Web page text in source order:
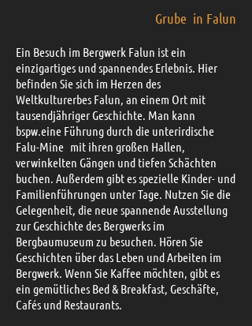
Grube in Falun
Ein Besuch im Bergwerk Falun ist ein
einzigartiges und spannendes Erlebnis. Hier
befinden Sie sich im Herzen des
Weltkulturerbes Falun, an einem Ort mit
tausendjähriger Geschichte. Man kann
bspw.eine Führung durch die unterirdische
Falu-Mine mit ihren großen Hallen,
verwinkelten Gängen und tiefen Schächten
buchen. Außerdem gibt es spezielle Kinder- und
Familienführungen unter Tage. Nutzen Sie die
Gelegenheit, die neue spannende Ausstellung
zur Geschichte des Bergwerks im
Bergbaumuseum zu besuchen. Hören Sie
Geschichten über das Leben und Arbeiten im
Bergwerk. Wenn Sie Kaffee möchten, gibt es
ein gemütliches Bed & Breakfast, Geschäfte,
Cafés und Restaurants.